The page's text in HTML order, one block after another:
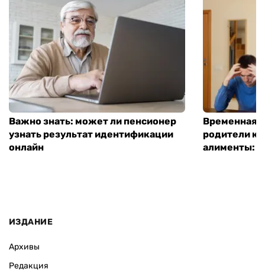
Важно знать: может ли пенсионер
узнать результат идентификации
онлайн
Временная
родители
алименты:
ИЗДАНИЕ
Архивы
Редакция